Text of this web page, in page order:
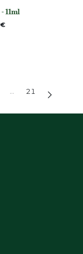
11ml
€
… 21